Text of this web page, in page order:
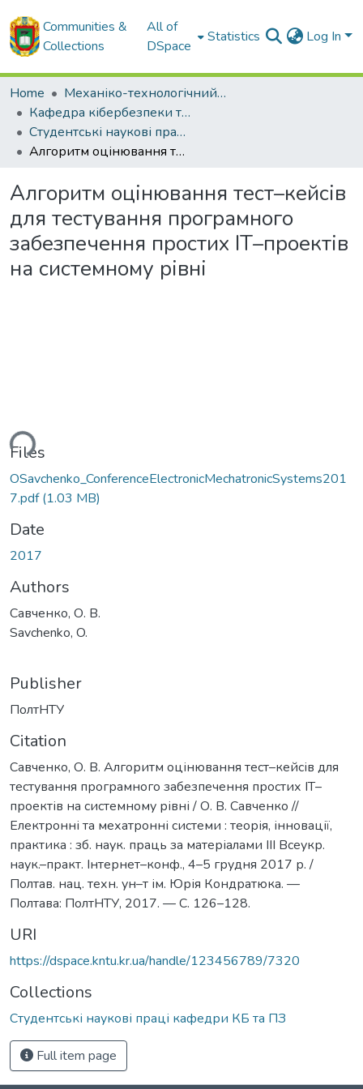
Communities &
Collections
All of
DSpace
Statistics Log In
Home
Механіко-технологічний факультет
Кафедра кібербезпеки та програмного забезпечення
Студентські наукові праці кафедри КБ та ПЗ
Алгоритм оцінювання тест–кейсів для тестування програмного забезпечення простих ІТ–проектів на системному рівні
Алгоритм оцінювання тест–кейсів
для тестування програмного
забезпечення простих ІТ–проектів
на системному рівні
Files
OSavchenko_ConferenceElectronicMechatronicSystems201
7.pdf(1.03 MB)
Date
2017
Authors
Савченко, О. В.
Savchenko, O.
Publisher
ПолтНТУ
Citation
Савченко, О. В. Алгоритм оцінювання тест–кейсів для
тестування програмного забезпечення простих ІТ–
проектів на системному рівні / О. В. Савченко //
Електронні та мехатронні системи : теорія, інновації,
практика : зб. наук. праць за матеріалами IІI Всеукр.
наук.–практ. Інтернет–конф., 4–5 грудня 2017 р. /
Полтав. нац. техн. ун–т ім. Юрія Кондратюка. —
Полтава: ПолтНТУ, 2017. — С. 126–128.
URI
https://dspace.kntu.kr.ua/handle/123456789/7320
Collections
Студентські наукові праці кафедри КБ та ПЗ
Full item page